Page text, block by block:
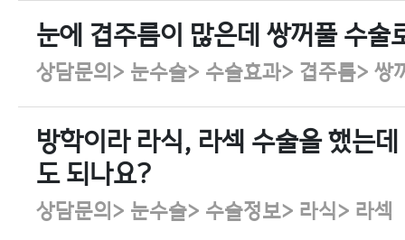
눈에 겹주름이 많은데 쌍꺼풀 수술
상담문의> 눈수술> 수술효과> 겹주름> 쌍
방학이라 라식, 라섹 수술을 했는
도 되나요?
상담문의> 눈수술> 수술정보> 라식> 라섹